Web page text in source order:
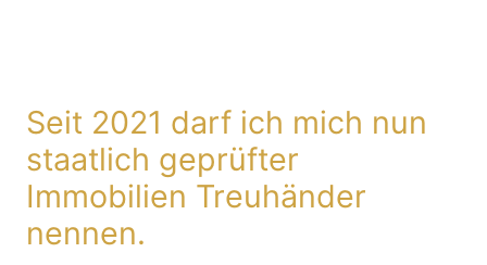
Seit 2021 darf ich mich nun
staatlich geprüfter
Immobilien Treuhänder
nennen.